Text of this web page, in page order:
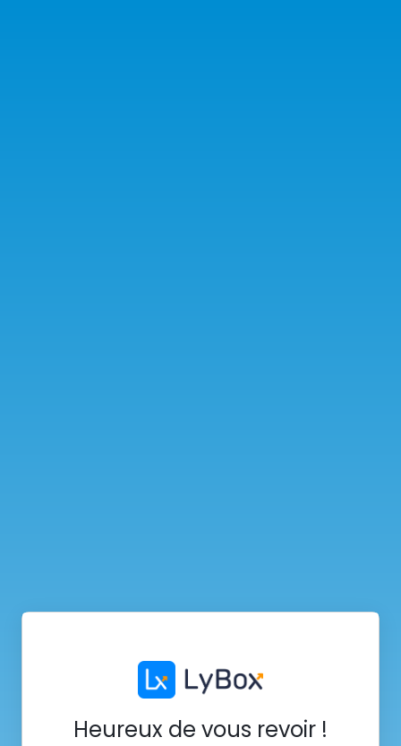
Heureux de vous revoir !